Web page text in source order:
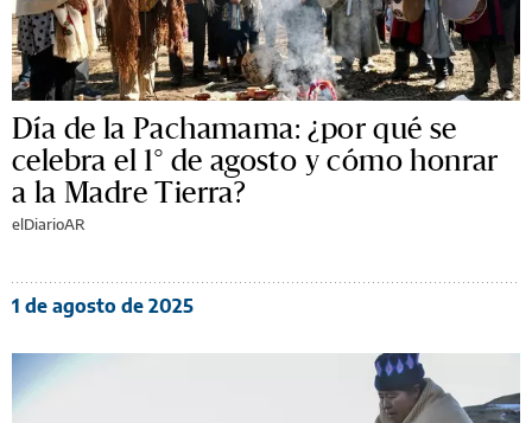
Día de la Pachamama: ¿por qué se
celebra el 1° de agosto y cómo honrar
a la Madre Tierra?
elDiarioAR
1 de agosto de 2025